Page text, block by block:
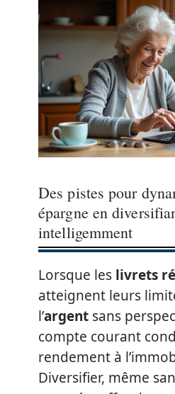
Des pistes pour
épargne en
intelligemment
Lorsque les livrets
atteignent leurs
l’argent sans
compte courant
rendement à
Diversifier, même